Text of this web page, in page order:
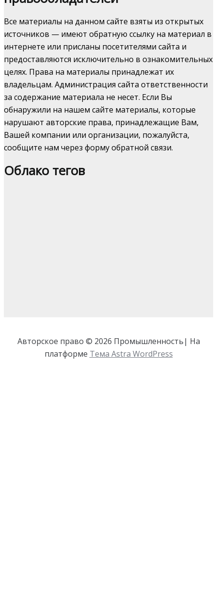
Все материалы на данном сайте взяты из открытых
источников — имеют обратную ссылку на материал в
интернете или присланы посетителями сайта и
предоставляются исключительно в ознакомительных
целях. Права на материалы принадлежат их
владельцам. Администрация сайта ответственности
за содержание материала не несет. Если Вы
обнаружили на нашем сайте материалы, которые
нарушают авторские права, принадлежащие Вам,
Вашей компании или организации, пожалуйста,
сообщите нам через форму обратной связи.
Облако тегов
Авторское право © 2026 Промышленность| На
платформе Тема Astra WordPress